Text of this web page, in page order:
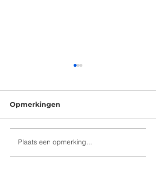
Het Time to say
Goodbye Journal
Opmerkingen
Plaats een opmerking...